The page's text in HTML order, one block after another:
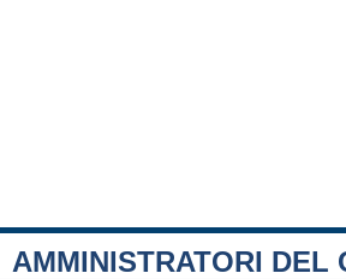
AMMINISTRATORI DEL